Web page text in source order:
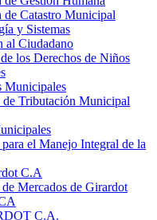
Catastro Municipal
y Sistemas
al Ciudadano
los Derechos de Niños
Municipales
Tributación Municipal
el Manejo Integral de la
C.A
Mercados de Girardot
C.A.